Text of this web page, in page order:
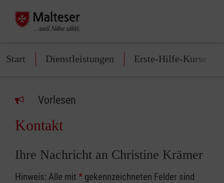
Start Dienstleistungen Erste-Hilfe-Kurse
Vorlesen
Kontakt
Ihre Nachricht an Christine Krämer
Hinweis: Alle mit * gekennzeichneten Felder sind